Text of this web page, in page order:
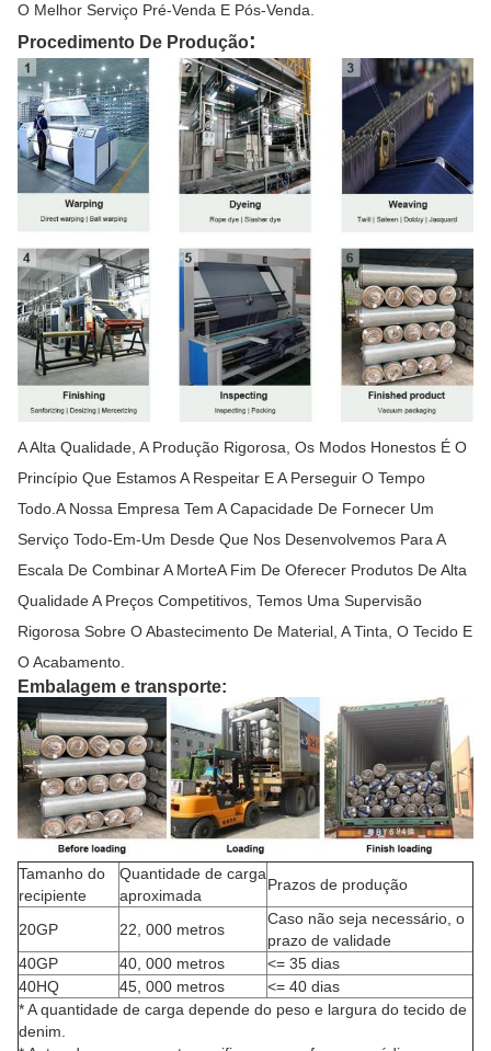
O Melhor Serviço Pré-Venda E Pós-Venda.
Procedimento De Produção:
A Alta Qualidade, A Produção Rigorosa, Os Modos Honestos É O
Princípio Que Estamos A Respeitar E A Perseguir O Tempo
Todo.A Nossa Empresa Tem A Capacidade De Fornecer Um
Serviço Todo-Em-Um Desde Que Nos Desenvolvemos Para A
Escala De Combinar A MorteA Fim De Oferecer Produtos De Alta
Qualidade A Preços Competitivos, Temos Uma Supervisão
Rigorosa Sobre O Abastecimento De Material, A Tinta, O Tecido E
O Acabamento.
Embalagem e transporte:
Tamanho do
recipiente
Quantidade de carga
aproximada
Prazos de produção
20GP 22, 000 metros
Caso não seja necessário, o
prazo de validade
40GP
40, 000 metros
<= 35 dias
40HQ
45, 000 metros
<= 40 dias
* A quantidade de carga depende do peso e largura do tecido de
denim.